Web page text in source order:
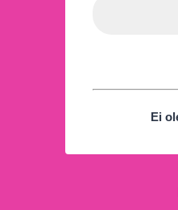
Ei